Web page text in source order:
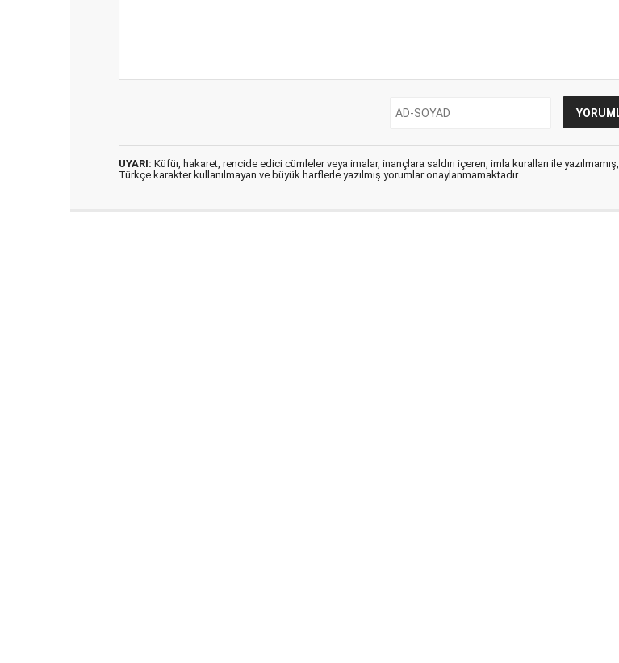
UYARI: Küfür, hakaret, rencide edici cümleler veya imalar, inançlara saldırı içeren, imla kuralları ile yazılmamış,
Türkçe karakter kullanılmayan ve büyük harflerle yazılmış yorumlar onaylanmamaktadır.